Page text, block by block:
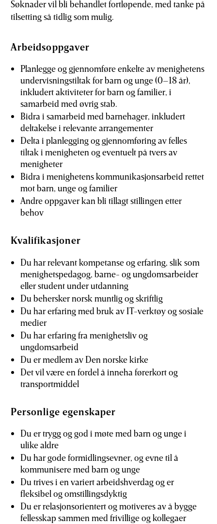
Søknader vil bli behandlet fortløpende, med tanke på
tilsetting så tidlig som mulig.
Arbeidsoppgaver
Planlegge og gjennomføre enkelte av menighetens
undervisningstiltak for barn og unge (0–18 år),
inkludert aktiviteter for barn og familier, i
samarbeid med øvrig stab.
Bidra i samarbeid med barnehager, inkludert
deltakelse i relevante arrangementer
Delta i planlegging og gjennomføring av felles
tiltak i menigheten og eventuelt på tvers av
menigheter
Bidra i menighetens kommunikasjonsarbeid rettet
mot barn, unge og familier
Andre oppgaver kan bli tillagt stillingen etter
behov
Kvalifikasjoner
Du har relevant kompetanse og erfaring, slik som
menighetspedagog, barne- og ungdomsarbeider
eller student under utdanning
Du behersker norsk muntlig og skriftlig
Du har erfaring med bruk av IT-verktøy og sosiale
medier
Du har erfaring fra menighetsliv og
ungdomsarbeid
Du er medlem av Den norske kirke
Det vil være en fordel å inneha førerkort og
transportmiddel
Personlige egenskaper
Du er trygg og god i møte med barn og unge i
ulike aldre
Du har gode formidlingsevner, og evne til å
kommunisere med barn og unge
Du trives i en variert arbeidshverdag og er
fleksibel og omstillingsdyktig
Du er relasjonsorientert og motiveres av å bygge
fellesskap sammen med frivillige og kollegaer